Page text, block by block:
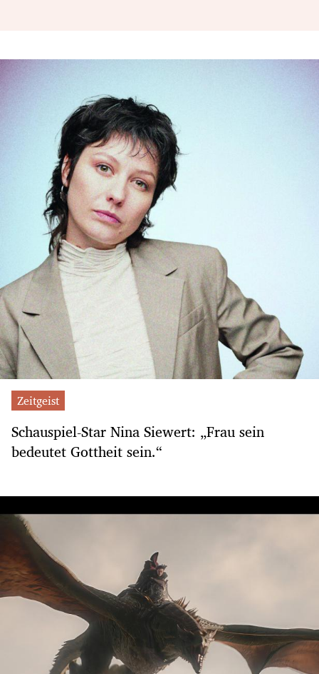
Zeitgeist
Schauspiel-Star Nina Siewert: „Frau sein
bedeutet Gottheit sein.“